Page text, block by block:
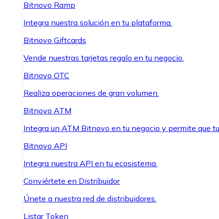
Bitnovo Ramp
Integra nuestra solución en tu plataforma.
Bitnovo Giftcards
Vende nuestras tarjetas regalo en tu negocio.
Bitnovo OTC
Realiza operaciones de gran volumen.
Bitnovo ATM
Integra un ATM Bitnovo en tu negocio y permite que
Bitnovo API
Integra nuestra API en tu ecosistema.
Conviértete en Distribuidor
Únete a nuestra red de distribuidores.
Listar Token